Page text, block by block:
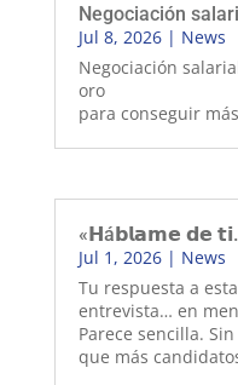
Negociación
Jul 8, 2026| News
Negociación
oro
para conseguir
«𝗛á𝗯𝗹𝗮𝗺𝗲 𝗱𝗲
Jul 1, 2026| News
Tu respuesta a
entrevista… en
Parece sencilla.
que más